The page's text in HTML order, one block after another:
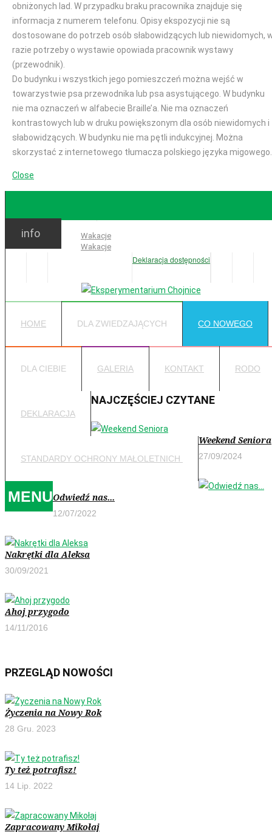
obniżonych lad. W przypadku braku pracownika znajduje się
informacja z numerem telefonu. Opisy ekspozycji nie są
dostosowane do potrzeb osób słabowidzących lub niewidomych,
razie potrzeby o wystawie opowiada pracownik wystawy
(przewodnik).
Do budynku i wszystkich jego pomieszczeń można wejść w
towarzystwie psa przewodnika lub psa asystującego. W budynku
nie ma oznaczeń w alfabecie Braille’a. Nie ma oznaczeń
kontrastowych lub w druku powiększonym dla osób niewidomych i
słabowidzących. W budynku nie ma pętli indukcyjnej. Można
skorzystać z internetowego tłumacza polskiego języka migowego.
Close
Ważne:
Wakacje
Wakacje
Deklaracja dostępności
info
HOME DLA ZWIEDZAJĄCYCH CO NOWEGO
DLA CIEBIE GALERIA KONTAKT RODO
DEKLARACJA
STANDARDY OCHRONY MAŁOLETNICH
MENU
NAJCZĘŚCIEJ CZYTANE
Weekend Seniora
27/09/2024
Odwiedź nas...
12/07/2022
Nakrętki dla Aleksa
30/09/2021
Ahoj przygodo
14/11/2016
PRZEGLĄD NOWOŚCI
Życzenia na Nowy Rok
28 Gru. 2023
Ty też potrafisz!
14 Lip. 2022
Zapracowany Mikołaj